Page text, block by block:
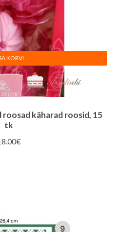
käharad roosid, 15
tk
€
KORVI